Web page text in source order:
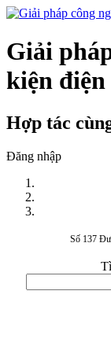
Giải
kiện
Hợp tác
Đăng nhập
Số 137